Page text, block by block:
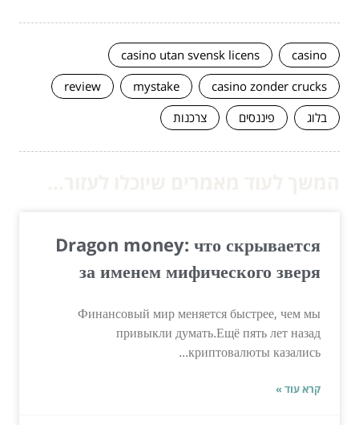
casino
casino utan svensk licens
casino zonder crucks
mystake
review
בלוג
פיננסים צרכנות
Dragon money: что скрывается
за именем мифического зверя
Финансовый мир меняется быстрее, чем мы
привыкли думать.Ещё пять лет назад
криптовалюты казались...
קרא עוד »